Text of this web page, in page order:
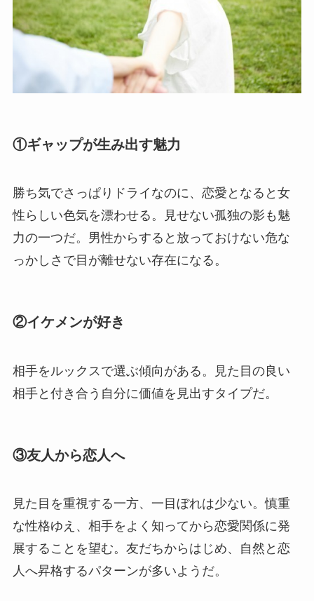
①ギャップが生み出す魅力
勝ち気でさっぱりドライなのに、恋愛となると女
性らしい色気を漂わせる。見せない孤独の影も魅
力の一つだ。男性からすると放っておけない危な
っかしさで目が離せない存在になる。
②イケメンが好き
相手をルックスで選ぶ傾向がある。見た目の良い
相手と付き合う自分に価値を見出すタイプだ。
③友人から恋人へ
見た目を重視する一方、一目ぼれは少ない。慎重
な性格ゆえ、相手をよく知ってから恋愛関係に発
展することを望む。友だちからはじめ、自然と恋
人へ昇格するパターンが多いようだ。